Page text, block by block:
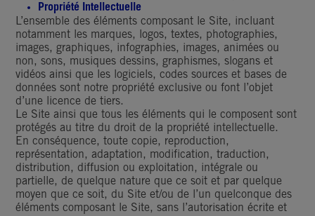
Propriété Intellectuelle
L’ensemble des éléments composant le Site, incluant
notamment les marques, logos, textes, photographies,
images, graphiques, infographies, images, animées ou
non, sons, musiques dessins, graphismes, slogans et
vidéos ainsi que les logiciels, codes sources et bases de
données sont notre propriété exclusive ou font l’objet
d’une licence de tiers.
Le Site ainsi que tous les éléments qui le composent sont
protégés au titre du droit de la propriété intellectuelle.
En conséquence, toute copie, reproduction,
représentation, adaptation, modification, traduction,
distribution, diffusion ou exploitation, intégrale ou
partielle, de quelque nature que ce soit et par quelque
moyen que ce soit, du Site et/ou de l’un quelconque des
éléments composant le Site, sans l’autorisation écrite et